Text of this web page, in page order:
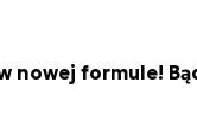
nowej formule!